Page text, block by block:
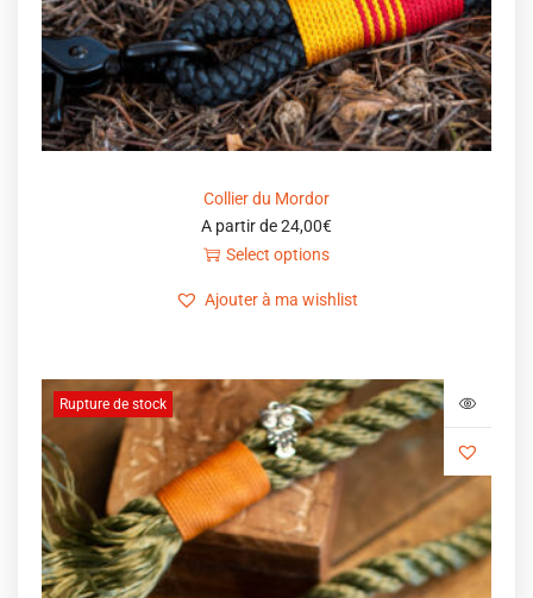
Collier du Mordor
A partir de24,00€
Select options
Ajouter à ma wishlist
Rupture de stock